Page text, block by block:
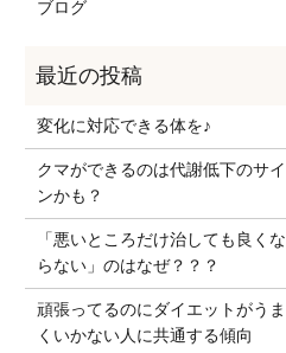
ブログ
変化に対応できる体を♪
クマができるのは代謝低下のサイ
ンかも？
「悪いところだけ治しても良くな
らない」のはなぜ？？？
頑張ってるのにダイエットがうま
くいかない人に共通する傾向